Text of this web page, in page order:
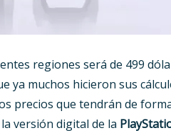
regiones será de 499
ya muchos hicieron sus
precios que tendrán de
versión digital de la